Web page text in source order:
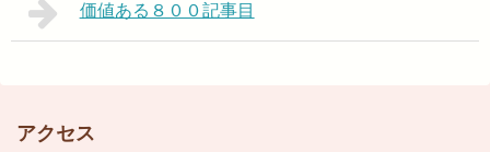
価値ある８００記事目
アクセス